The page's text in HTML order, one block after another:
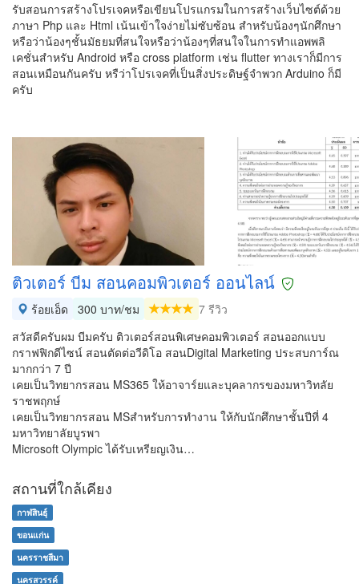
รับสอนการสร้างโปรเจคหรือเขียนโปรแกรมในการสร้างเว็บไซต์ด้วย
ภาษา Php และ Html เน้นเข้าใจง่ายไม่ซับซ้อน สำหรับน้องๆนักศึกษา
หรือว่าน้องๆชั้นมัธยมที่สนใจหรือว่าน้องๆที่สนใจในการทำแอพพลิ
เคชั่นสำหรับ Android หรือ cross platform เช่น flutter ทางเราก็มีการ
สอนเหมือนกันครับ หรืว่าโปรเจคที่เป็นสิ่งประดิษฐ์จำพวก Arduino ก็มี
ครับ
ติวเตอร์ บีม สอนคอมพิวเตอร์ ออนไลน์
ร้อยเอ็ด 300 บาท/ชม
7 รีวิว
สวัสดีครับผม บีมครับ ติวเตอร์สอนพิเศษคอมพิวเตอร์ สอนออกแบบ
กราฟฟิกดีไซน์ สอนตัดต่อวีดิโอ สอนDigital Marketing ประสบการ์ณ
มากกว่า 7 ปี
เคยเป็นวิทยากรสอน MS365 ให้อาจาร์ยและบุคลากรของมหาวิทลัย
ราชพฤกษ์
เคยเป็นวิทยากรสอน MSสำหรับการทำงาน ให้กับนักศึกษาชั้นปีที่ 4
มหาวิทยาลัยบูรพา
Microsoft Olympic ได้รับเหรียญเงิน…
สถานที่ใกล้เคียง
กาฬสินธุ์
ขอนแก่น
นครราชสีมา
นครสวรรค์